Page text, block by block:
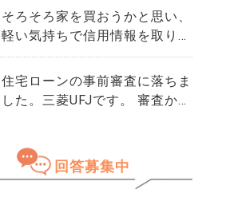
が、一般媒介と専任媒介で迷っ
ています。 窓口は多い方が買
主が見つかりそうだと思うので
されました。それぞれメリット
デメリットがあれば教えてくだ
そろそろ家を買おうかと思い、
軽い気持ちで信用情報を取り寄
せました。 そこで初めて「ク
レジットガイダンス指数」とい
う数字を見て、自分が500だと
知りました。 正直、この数字
せん。 ただ、ネットで「住宅
ローンはスコアが重要」と読ん
でから、急に不安になりまし
住宅ローンの事前審査に落ちま
した。三菱UFJです。 審査から
・購入物件価格は4500万で、
頭金1000万です。 ・滞納歴な
回答募集中